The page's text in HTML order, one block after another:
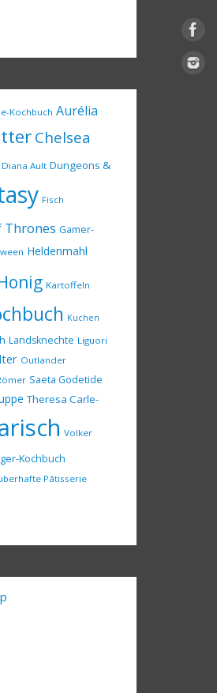
Kochbuch Aurélia
Chelsea
Diana Ault Dungeons &
Fisch
Thrones Gamer-
Heldenmahl
Kartoffeln
Kuchen
Landsknechte Liguori
Outlander
Saeta Godetide
Theresa Carle-
Volker
Kochbuch
Pâtisserie